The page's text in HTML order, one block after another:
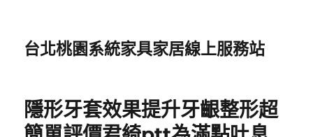
台北桃園系統家具家居線上服務站
隱形牙套效果提升牙齦整形超